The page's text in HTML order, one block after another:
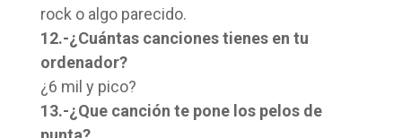
rock o algo parecido.
12.-¿Cuántas canciones tienes en tu
ordenador?
¿6 mil y pico?
13.-¿Que canción te pone los pelos de